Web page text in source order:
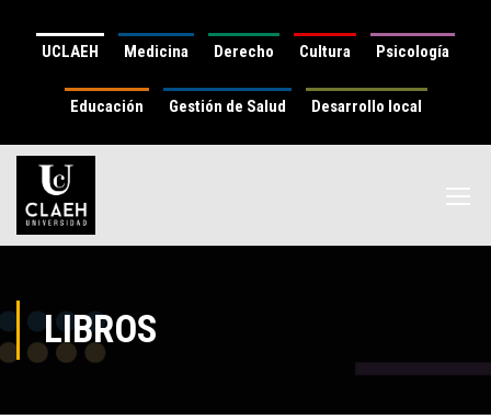
UCLAEH Medicina Derecho Cultura Psicología
Educación Gestión de Salud Desarrollo local
LIBROS